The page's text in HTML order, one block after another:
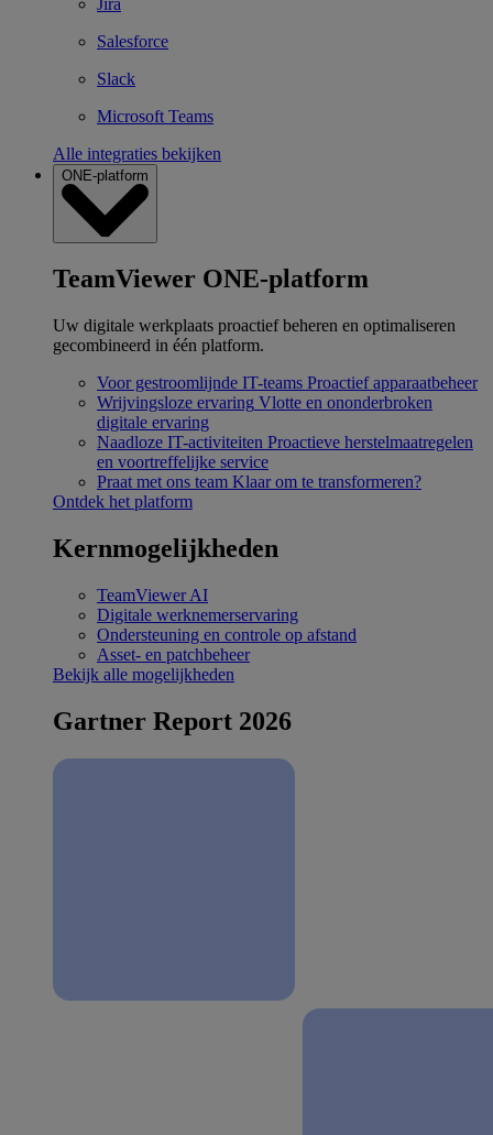
Jira
Salesforce
Slack
Microsoft Teams
Alle integraties bekijken
ONE-platform
TeamViewer ONE-platform
Uw digitale werkplaats proactief beheren en optimaliseren
gecombineerd in één platform.
Voor gestroomlijnde IT-teams Proactief apparaatbeheer
Wrijvingsloze ervaring Vlotte en ononderbroken
digitale ervaring
Naadloze IT-activiteiten Proactieve herstelmaatregelen
en voortreffelijke service
Praat met ons team Klaar om te transformeren?
Ontdek het platform
Kernmogelijkheden
TeamViewer AI
Digitale werknemerservaring
Ondersteuning en controle op afstand
Asset- en patchbeheer
Bekijk alle mogelijkheden
Gartner Report 2026